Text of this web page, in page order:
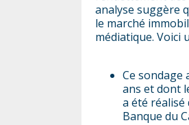
analyse suggère
le marché
médiatique. Voici
Ce sondage
ans et dont
a été réalisé
Banque du